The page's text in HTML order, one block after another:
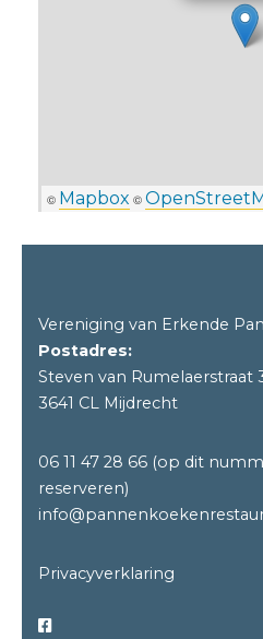
© Mapbox ©
Vereniging van Erkende
Postadres:
Steven van Rumelaerstraat
3641 CL Mijdrecht
06 11 47 28 66 (op dit
reserveren)
Privacyverklaring